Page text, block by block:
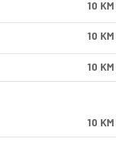
10 KM
10 KM
10 KM
10 KM